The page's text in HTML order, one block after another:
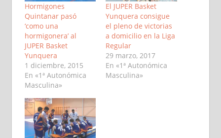
Hormigones
Quintanar pasó
‘como una
hormigonera’ al
JUPER Basket
Yunquera
1 diciembre, 2015
En «1ª Autonómica
Masculina»
El JUPER Basket
Yunquera consigue
el pleno de victorias
a domicilio en la Liga
Regular
29 marzo, 2017
En «1ª Autonómica
Masculina»